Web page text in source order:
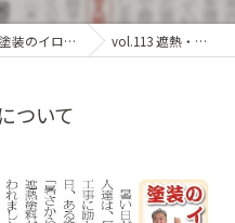
塗装のイロハ 達人ノート vol.113 遮熱・断熱塗料について
ついて